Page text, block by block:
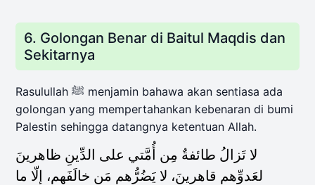
6. Golongan Benar di Baitul Maqdis dan
Sekitarnya
Rasulullah ﷺ menjamin bahawa akan sentiasa ada
golongan yang mempertahankan kebenaran di bumi
Palestin sehingga datangnya ketentuan Allah.
لا تَزالُ طائفةٌ مِن أُمَّتي على الدِّينِ ظاهرينَ
لعَدوِّهم قاهرينَ، لا يَضُرُّهم مَن خالَفَهم، إلّا ما